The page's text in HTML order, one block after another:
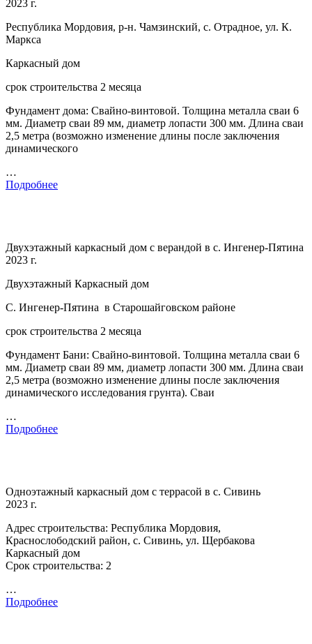
2023 г.
Республика Мордовия, р-н. Чамзинский, с. Отрадное, ул. К.
Маркса
Каркасный дом
срок строительства 2 месяца
Фундамент дома: Свайно-винтовой. Толщина металла сваи 6
мм. Диаметр сваи 89 мм, диаметр лопасти 300 мм. Длина сваи
2,5 метра (возможно изменение длины после заключения
динамического
…
Подробнее
Двухэтажный каркасный дом с верандой в с. Ингенер-Пятина
2023 г.
Двухэтажный Каркасный дом
С. Ингенер-Пятина в Старошайговском районе
срок строительства 2 месяца
Фундамент Бани: Свайно-винтовой. Толщина металла сваи 6
мм. Диаметр сваи 89 мм, диаметр лопасти 300 мм. Длина сваи
2,5 метра (возможно изменение длины после заключения
динамического исследования грунта). Сваи
…
Подробнее
Одноэтажный каркасный дом с террасой в с. Сивинь
2023 г.
Адрес строительства: Республика Мордовия,
Краснослободский район, с. Сивинь, ул. Щербакова
Каркасный дом
Срок строительства: 2
…
Подробнее